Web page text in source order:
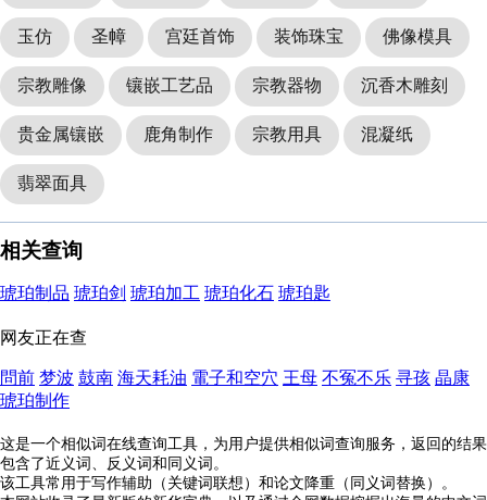
玉仿 圣幛 宫廷首饰 装饰珠宝 佛像模具
宗教雕像 镶嵌工艺品 宗教器物 沉香木雕刻
贵金属镶嵌 鹿角制作 宗教用具 混凝纸
翡翠面具
相关查询
琥珀制品 琥珀剑 琥珀加工 琥珀化石 琥珀匙
网友正在查
問前 梦波 鼓南 海天耗油 電子和空穴 王母 不冤不乐 寻孩 晶康
琥珀制作
这是一个相似词在线查询工具，为用户提供相似词查询服务，返回的结果
包含了近义词、反义词和同义词。
该工具常用于写作辅助（关键词联想）和论文降重（同义词替换）。